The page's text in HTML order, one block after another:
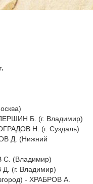
Б. (г. Владимир)
Н. (г. Суздаль)
Д. (Нижний
(Владимир)
(г. Владимир)
- ХРАБРОВ А.